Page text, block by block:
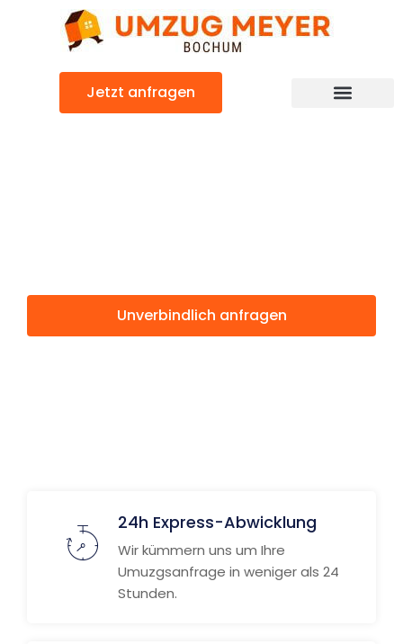
Jetzt anfragen
Unverbindlich anfragen
24h Express-Abwicklung
Wir kümmern uns um Ihre
Umuzgsanfrage in weniger als 24
Stunden.